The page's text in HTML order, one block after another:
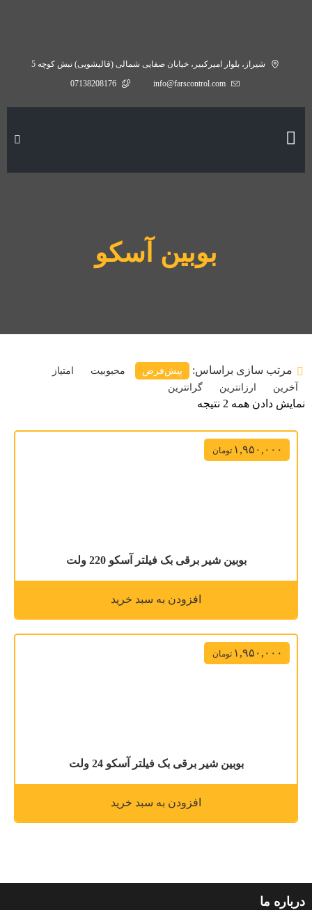
شیراز، بلوار امیرکبیر، خیابان صفایی شمالی (قالیشویی) نبش کوچه 5
info@farscontrol.com
07138208176
بوبین آسکو
نمایش دادن همه 2 نتیجه
مرتب سازی براساس: پیش‌فرض محبوبیت
امتیاز
آخرین
ارزانترین گرانترین
۱,۹۵۰,۰۰۰ تومان
بوبین شیر برقی بک فیلتر آسکو 220 ولت
افزودن به سبد خرید
۱,۹۵۰,۰۰۰ تومان
بوبین شیر برقی بک فیلتر آسکو 24 ولت
افزودن به سبد خرید
درباره ما